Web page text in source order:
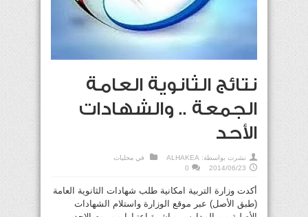
نتائج الثانوية العامة
الجمعة .. والشهادات
الأحد
نشرت بواسطة: ALHAKEA في محليات
2014/06/23
0
أكدت وزارة التربية امكانية طلب شهادات الثانوية العامة
(طبق الأصل) عبر موقع الوزارة واستلام الشهادات